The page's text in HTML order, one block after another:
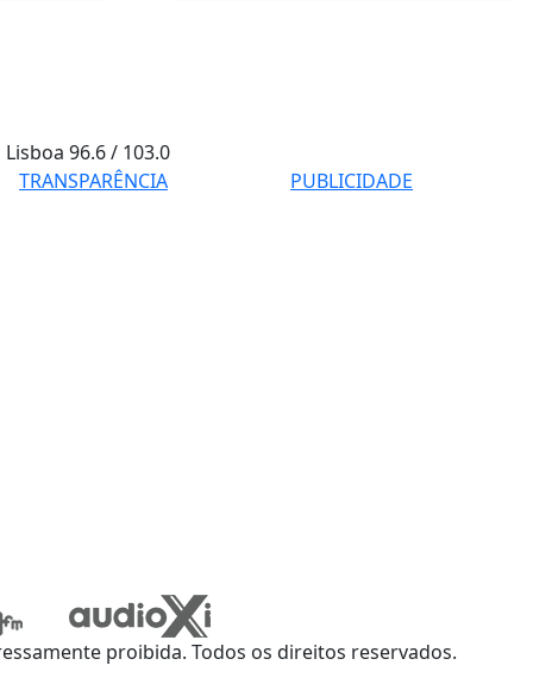
Lisboa96.6 / 103.0
TRANSPARÊNCIA
PUBLICIDADE
proibida. Todos os direitos reservados.